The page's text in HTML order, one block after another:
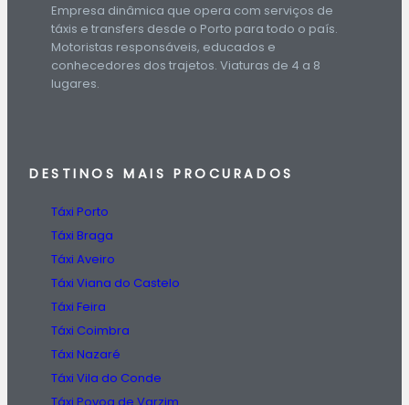
Empresa dinâmica que opera com serviços de
táxis e transfers desde o Porto para todo o país.
Motoristas responsáveis, educados e
conhecedores dos trajetos. Viaturas de 4 a 8
lugares.
DESTINOS MAIS PROCURADOS
Táxi Porto
Táxi Braga
Táxi Aveiro
Táxi Viana do Castelo
Táxi Feira
Táxi Coimbra
Táxi Nazaré
Táxi Vila do Conde
Táxi Povoa de Varzim